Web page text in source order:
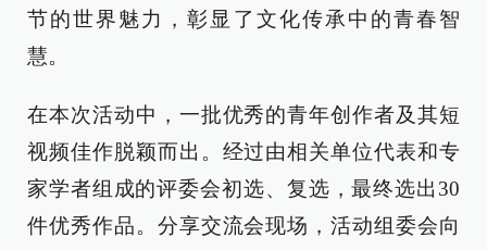
节的世界魅力，彰显了文化传承中的青春智
慧。
在本次活动中，一批优秀的青年创作者及其短
视频佳作脱颖而出。经过由相关单位代表和专
家学者组成的评委会初选、复选，最终选出30
件优秀作品。分享交流会现场，活动组委会向